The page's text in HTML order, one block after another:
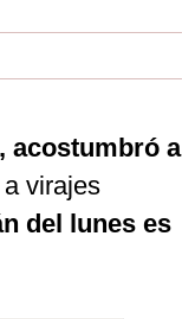
, acostumbró a
a virajes
del lunes es